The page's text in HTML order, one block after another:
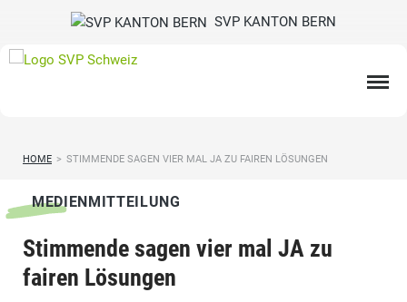
SVP KANTON BERN
HOME > STIMMENDE SAGEN VIER MAL JA ZU FAIREN LÖSUNGEN
MEDIENMITTEILUNG
Stimmende sagen vier mal JA zu
fairen Lösungen